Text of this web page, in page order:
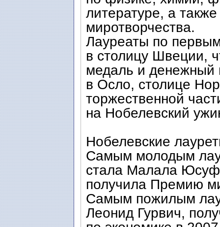
литературе, а
миротворчества.
Лауреаты по
в столицу Швеции,
медаль и денежный
в Осло, столице
торжественной
на Нобелевский
Нобелевские
Самым молодым
стала Малала
получила Премию
Самым пожилым
Леонид Гурвич,